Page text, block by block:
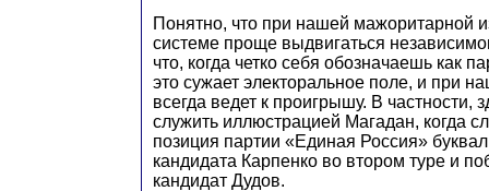
Понятно, что при нашей мажоритарной
системе проще выдвигаться
что, когда четко себя обозначаешь как
это сужает электоральное поле, и при
всегда ведет к проигрышу. В частности,
служить иллюстрацией Магадан, когда
позиция партии «Единая Россия»
кандидата Карпенко во втором туре и
кандидат Дудов.